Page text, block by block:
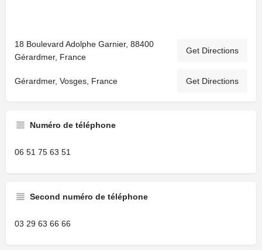
18 Boulevard Adolphe Garnier, 88400
Gérardmer, France
Get Directions
Gérardmer, Vosges, France Get Directions
Numéro de téléphone
06 51 75 63 51
Second numéro de téléphone
03 29 63 66 66